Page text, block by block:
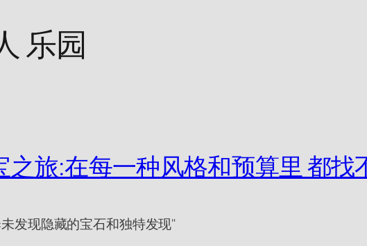
乐园
之旅:在每一种风格和预算里 都
发现隐藏的宝石和独特发现"